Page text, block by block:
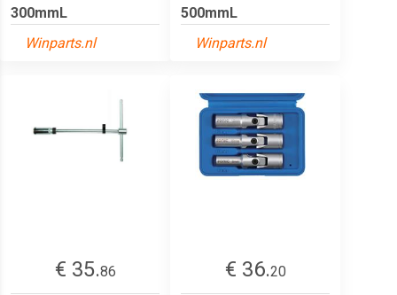
300mmL
Winparts.nl
500mmL
Winparts.nl
€ 35.86
€ 36.20